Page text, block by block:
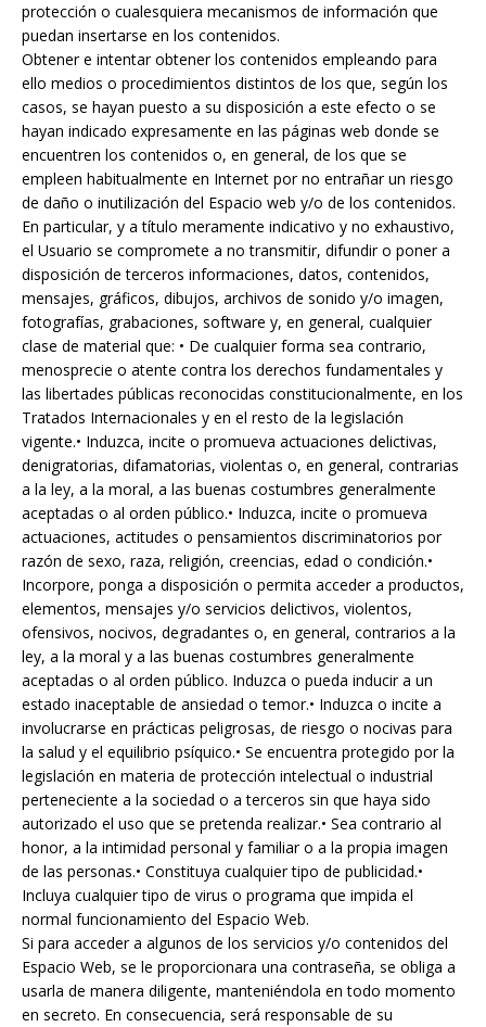
protección o cualesquiera mecanismos de información que
puedan insertarse en los contenidos.
Obtener e intentar obtener los contenidos empleando para
ello medios o procedimientos distintos de los que, según los
casos, se hayan puesto a su disposición a este efecto o se
hayan indicado expresamente en las páginas web donde se
encuentren los contenidos o, en general, de los que se
empleen habitualmente en Internet por no entrañar un riesgo
de daño o inutilización del Espacio web y/o de los contenidos.
En particular, y a título meramente indicativo y no exhaustivo,
el Usuario se compromete a no transmitir, difundir o poner a
disposición de terceros informaciones, datos, contenidos,
mensajes, gráficos, dibujos, archivos de sonido y/o imagen,
fotografías, grabaciones, software y, en general, cualquier
clase de material que: • De cualquier forma sea contrario,
menosprecie o atente contra los derechos fundamentales y
las libertades públicas reconocidas constitucionalmente, en los
Tratados Internacionales y en el resto de la legislación
vigente.• Induzca, incite o promueva actuaciones delictivas,
denigratorias, difamatorias, violentas o, en general, contrarias
a la ley, a la moral, a las buenas costumbres generalmente
aceptadas o al orden público.• Induzca, incite o promueva
actuaciones, actitudes o pensamientos discriminatorios por
razón de sexo, raza, religión, creencias, edad o condición.•
Incorpore, ponga a disposición o permita acceder a productos,
elementos, mensajes y/o servicios delictivos, violentos,
ofensivos, nocivos, degradantes o, en general, contrarios a la
ley, a la moral y a las buenas costumbres generalmente
aceptadas o al orden público. Induzca o pueda inducir a un
estado inaceptable de ansiedad o temor.• Induzca o incite a
involucrarse en prácticas peligrosas, de riesgo o nocivas para
la salud y el equilibrio psíquico.• Se encuentra protegido por la
legislación en materia de protección intelectual o industrial
perteneciente a la sociedad o a terceros sin que haya sido
autorizado el uso que se pretenda realizar.• Sea contrario al
honor, a la intimidad personal y familiar o a la propia imagen
de las personas.• Constituya cualquier tipo de publicidad.•
Incluya cualquier tipo de virus o programa que impida el
normal funcionamiento del Espacio Web.
Si para acceder a algunos de los servicios y/o contenidos del
Espacio Web, se le proporcionara una contraseña, se obliga a
usarla de manera diligente, manteniéndola en todo momento
en secreto. En consecuencia, será responsable de su